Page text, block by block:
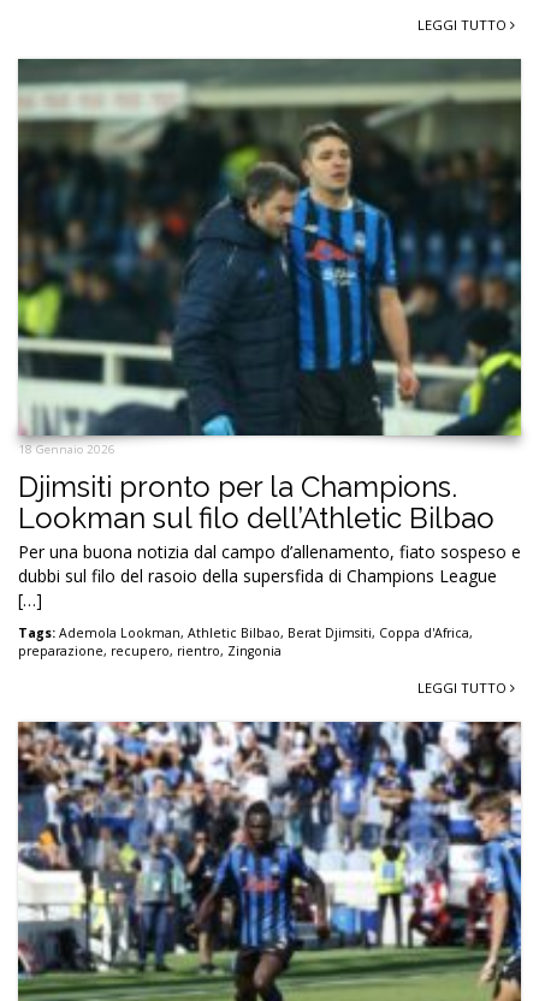
LEGGI TUTTO
18 Gennaio 2026
Djimsiti pronto per la Champions.
Lookman sul filo dell’Athletic Bilbao
Per una buona notizia dal campo d’allenamento, fiato sospeso e
dubbi sul filo del rasoio della supersfida di Champions League
[…]
Tags: Ademola Lookman, Athletic Bilbao, Berat Djimsiti, Coppa d'Africa,
preparazione, recupero, rientro, Zingonia
LEGGI TUTTO